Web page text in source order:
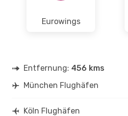
Eurowings
Entfernung: 456 kms
München Flughäfen
Köln Flughäfen